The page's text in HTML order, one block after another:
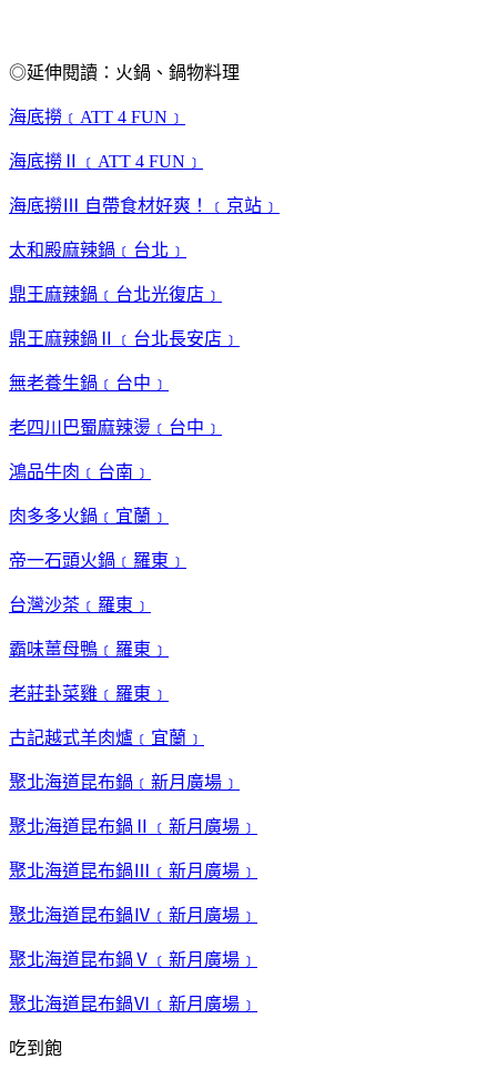
◎延伸閱讀：火鍋、鍋物料理
海底撈﹝ATT 4 FUN﹞
海底撈Ⅱ﹝ATT 4 FUN﹞
海底撈Ⅲ 自帶食材好爽！﹝京站﹞
太和殿麻辣鍋﹝台北﹞
鼎王麻辣鍋﹝台北光復店﹞
鼎王麻辣鍋Ⅱ﹝台北長安店﹞
無老養生鍋﹝台中﹞
老四川巴蜀麻辣燙﹝台中﹞
鴻品牛肉﹝台南﹞
肉多多火鍋﹝宜蘭﹞
帝一石頭火鍋﹝羅東﹞
台灣沙茶﹝羅東﹞
霸味薑母鴨﹝羅東﹞
老莊卦菜雞﹝羅東﹞
古記越式羊肉爐﹝宜蘭﹞
聚北海道昆布鍋﹝新月廣場﹞
聚北海道昆布鍋Ⅱ﹝新月廣場﹞
聚北海道昆布鍋Ⅲ﹝新月廣場﹞
聚北海道昆布鍋Ⅳ﹝新月廣場﹞
聚北海道昆布鍋Ⅴ﹝新月廣場﹞
聚北海道昆布鍋Ⅵ﹝新月廣場﹞
吃到飽